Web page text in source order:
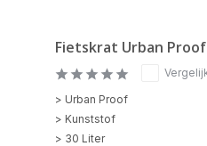
Fietskrat Urban
> Urban Proof
> Kunststof
> 30 Liter